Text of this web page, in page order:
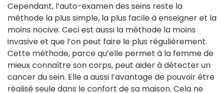
Cependant, l’auto-examen des seins reste la
méthode la plus simple, la plus facile à enseigner et la
moins nocive. Ceci est aussi la méthode la moins
invasive et que l’on peut faire le plus régulièrement.
Cette méthode, parce qu’elle permet à la femme de
mieux connaître son corps, peut aider à détecter un
cancer du sein. Elle a aussi l’avantage de pouvoir être
réalisé seule dans le confort de sa maison. Cela ne